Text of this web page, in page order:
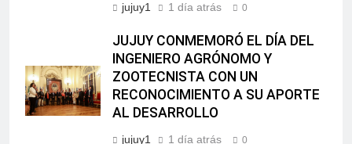
jujuy1 1 día atrás 0
JUJUY CONMEMORÓ EL DÍA DEL
INGENIERO AGRÓNOMO Y
ZOOTECNISTA CON UN
RECONOCIMIENTO A SU APORTE
AL DESARROLLO
jujuy1 1 día atrás 0